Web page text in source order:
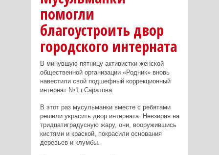
помогли
благоустроить двор
городского интерната
В минувшую пятницу активистки женской
общественной организации «Родник» вновь
навестили свой подшефный коррекционный
интернат №1 г.Саратова.
В этот раз мусульманки вместе с ребятами
решили украсить двор интерната. Невзирая на
тридцатиградусную жару, они, вооружившись
кистями и краской, покрасили основания
деревьев и клумбы.